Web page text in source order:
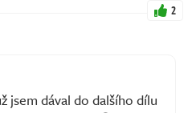
2
jsem dával do dalšího dílu